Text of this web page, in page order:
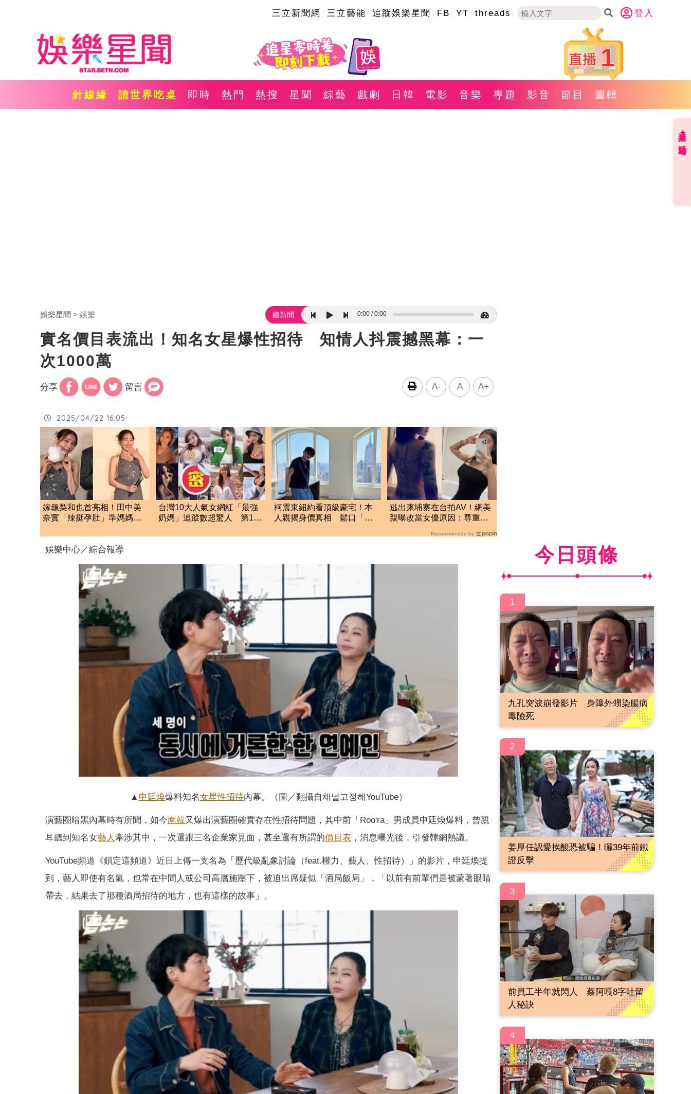
三立新聞網 三立藝能 追蹤娛樂星聞 FB YT threads 登入
1
針線緣 請世界吃桌 即時 熱門 熱搜 星聞 綜藝 戲劇 日韓 電影 音樂 專題 影音 節目 圖輯
娛樂星聞 娛樂 聽新聞 0:00 0:00
實名價目表流出！知名女星爆性招待 知情人抖震撼黑幕：一
次1000萬
分享 留言 A- A A+
2025/04/22 16:05
嫁龜梨和也首亮相！田中美
奈實「辣挺孕肚」準媽媽被
台灣10大人氣女網紅「最強
奶媽」追蹤數超驚人 第13
柯震東紐約看頂級豪宅！本
人親揭身價真相 鬆口「好
逃出柬埔寨在台拍AV！網美
親曝改當女優原因：尊重每
Recommended by
娛樂中心／綜合報導
▲ 申廷煥爆料知名女星性招待內幕。（圖／翻攝自채널고정해YouTube）
演藝圈暗黑內幕時有所聞，如今南韓又爆出演藝圈確實存在性招待問題，其中前「Roo'ra」男成員申廷煥爆料，曾親
耳聽到知名女藝人牽涉其中，一次還跟三名企業家見面，甚至還有所謂的價目表 ，消息曝光後，引發韓網熱議。
YouTube頻道《鎖定這頻道》近日上傳一支名為「歷代級亂象討論（feat.權力、藝人、性招待）」的影片，申廷煥提
到，藝人即使有名氣，也常在中間人或公司高層施壓下，被迫出席疑似「酒局飯局」，「以前有前輩們是被蒙著眼睛
帶去，結果去了那種酒局招待的地方，也有這樣的故事」。
今日頭條
1
九孔突淚崩發影片 身障外甥染腸病
毒險死
2
姜厚任認愛挨酸恐被騙！曬39年前鐵
證反擊
3
前員工半年就閃人 蔡阿嘎8字吐留
人秘訣
4
直播✦活動